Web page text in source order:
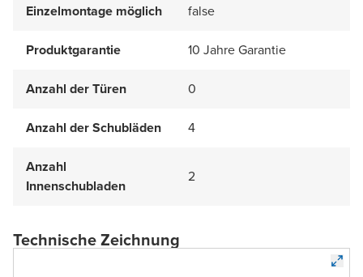
Einzelmontage möglich false
Produktgarantie 10 Jahre Garantie
Anzahl der Türen 0
Anzahl der Schubläden 4
Anzahl
Innenschubladen
2
Technische Zeichnung